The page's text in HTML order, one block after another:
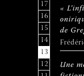
17
16
15
14
13
12
«
de
Une